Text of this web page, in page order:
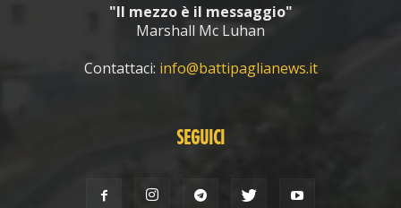
"Il mezzo è il messaggio"
Marshall Mc Luhan
Contattaci: info@battipaglianews.it
SEGUICI